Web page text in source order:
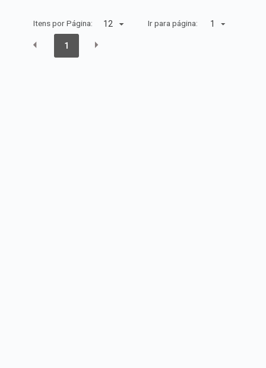
Itens por Página: Ir para página: 1
1